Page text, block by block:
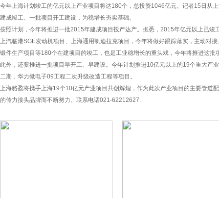
今年上海计划竣工的亿元以上产业项目将达180个，总投资1046亿元。记者15日从
建成竣工、一批项目开工建设，为稳增长夯实基础。
按照计划，今年将推进一批2015年建成项目投产达产。据悉，2015年亿元以上已
上汽临港SGE发动机项目、上海通用凯迪拉克项目，今年将做好跟踪落实，主动对
锻件生产项目等180个在建项目的竣工，也是工业稳增长的重头戏，今年将推进这批
此外，还要推进一批项目早开工、早建设。今年计划推进10亿元以上的19个重大
二期，华力微电子09工程二次升级改造工程等项目。
上海骆盈将携手上海19个10亿元产业项目共创辉煌，作为此次产业项目的主要管道
的传力接头品牌而不断努力。联系电话021-62212627.